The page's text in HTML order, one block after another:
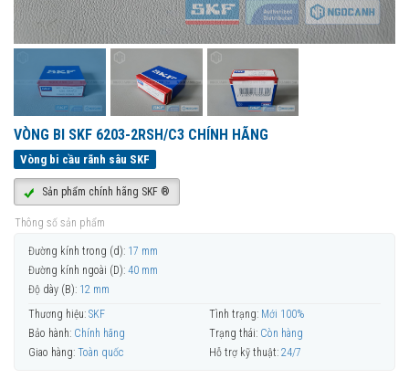
VÒNG BI SKF 6203-2RSH/C3 CHÍNH HÃNG
Vòng bi cầu rãnh sâu SKF
Sản phẩm chính hãng SKF ®
Thông số sản phẩm
Đường kính trong (d): 17 mm
Đường kính ngoài (D): 40 mm
Độ dày (B): 12 mm
Thương hiệu: SKF Tình trạng: Mới 100%
Bảo hành: Chính hãng Trạng thái: Còn hàng
Giao hàng: Toàn quốc Hỗ trợ kỹ thuật: 24/7